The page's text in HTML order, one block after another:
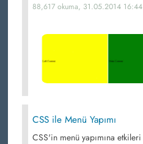
88,617 okuma, 31.05.2014 16:44
CSS ile Menü Yapımı
CSS'in menü yapımına etkileri